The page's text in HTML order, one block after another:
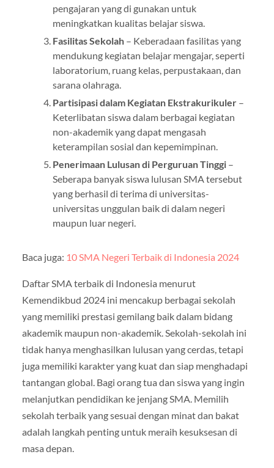
pengajaran yang di gunakan untuk
meningkatkan kualitas belajar siswa.
Fasilitas Sekolah– Keberadaan fasilitas yang
mendukung kegiatan belajar mengajar, seperti
laboratorium, ruang kelas, perpustakaan, dan
sarana olahraga.
Partisipasi dalam Kegiatan Ekstrakurikuler–
Keterlibatan siswa dalam berbagai kegiatan
non-akademik yang dapat mengasah
keterampilan sosial dan kepemimpinan.
Penerimaan Lulusan di Perguruan Tinggi–
Seberapa banyak siswa lulusan SMA tersebut
yang berhasil di terima di universitas-
universitas unggulan baik di dalam negeri
maupun luar negeri.
Baca juga: 10 SMA Negeri Terbaik di Indonesia 2024
Daftar SMA terbaik di Indonesia menurut
Kemendikbud 2024 ini mencakup berbagai sekolah
yang memiliki prestasi gemilang baik dalam bidang
akademik maupun non-akademik. Sekolah-sekolah ini
tidak hanya menghasilkan lulusan yang cerdas, tetapi
juga memiliki karakter yang kuat dan siap menghadapi
tantangan global. Bagi orang tua dan siswa yang ingin
melanjutkan pendidikan ke jenjang SMA. Memilih
sekolah terbaik yang sesuai dengan minat dan bakat
adalah langkah penting untuk meraih kesuksesan di
masa depan.